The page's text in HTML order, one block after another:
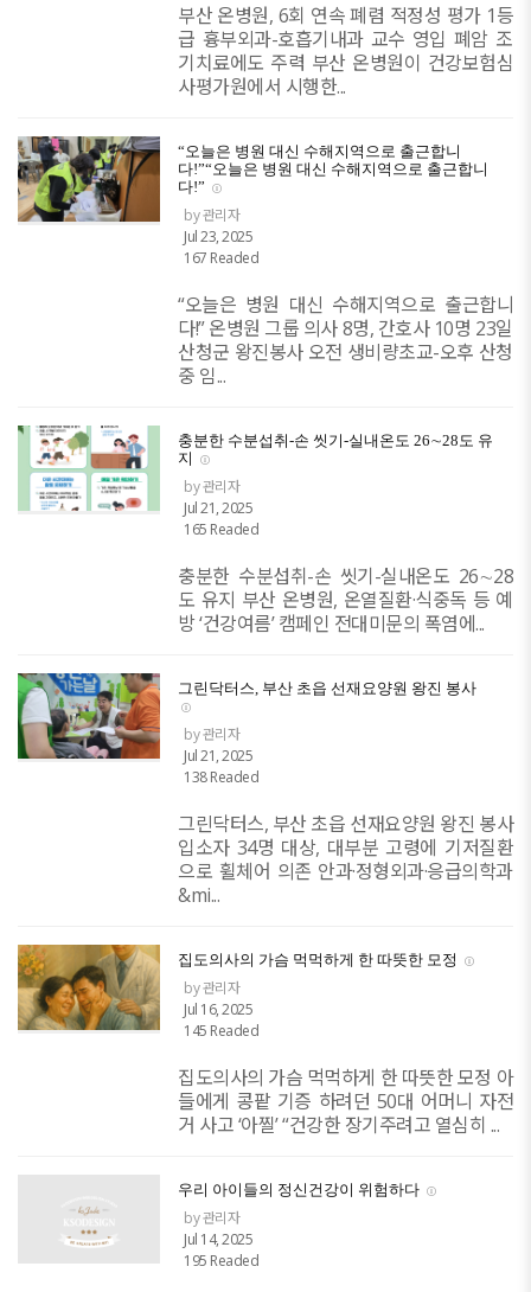
부산 온병원, 6회 연속 폐렴 적정성 평가 1등
급 흉부외과-호흡기내과 교수 영입 폐암 조
기치료에도 주력 부산 온병원이 건강보험심
사평가원에서 시행한...
“오늘은 병원 대신 수해지역으로 출근합니
다!”“오늘은 병원 대신 수해지역으로 출근합니
다!”
by 관리자
Jul 23, 2025
167 Readed
“오늘은 병원 대신 수해지역으로 출근합니
다!” 온병원 그룹 의사 8명, 간호사 10명 23일
산청군 왕진봉사 오전 생비량초교-오후 산청
중 임...
충분한 수분섭취-손 씻기-실내온도 26∼28도 유
지
by 관리자
Jul 21, 2025
165 Readed
충분한 수분섭취-손 씻기-실내온도 26∼28
도 유지 부산 온병원, 온열질환·식중독 등 예
방 ‘건강여름’ 캠페인 전대미문의 폭염에...
그린닥터스, 부산 초읍 선재요양원 왕진 봉사
by 관리자
Jul 21, 2025
138 Readed
그린닥터스, 부산 초읍 선재요양원 왕진 봉사
입소자 34명 대상, 대부분 고령에 기저질환
으로 휠체어 의존 안과·정형외과·응급의학과
&mi...
집도의사의 가슴 먹먹하게 한 따뜻한 모정
by 관리자
Jul 16, 2025
145 Readed
집도의사의 가슴 먹먹하게 한 따뜻한 모정 아
들에게 콩팥 기증 하려던 50대 어머니 자전
거 사고 ‘아찔’ “건강한 장기주려고 열심히 ...
우리 아이들의 정신건강이 위험하다
by 관리자
Jul 14, 2025
195 Readed